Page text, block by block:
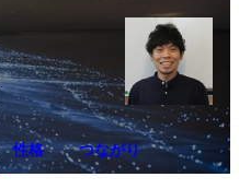
性格 つながり